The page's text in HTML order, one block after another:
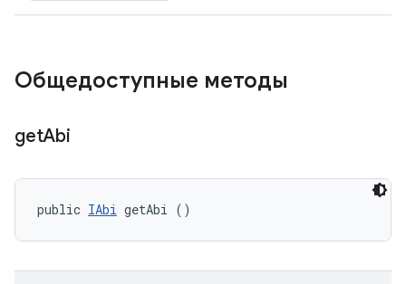
Общедоступные методы
getAbi
public IAbi getAbi ()